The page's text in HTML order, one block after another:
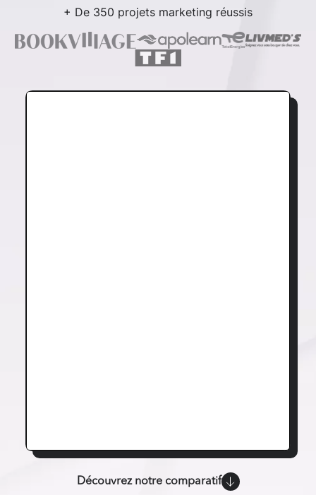
+ De 350 projets marketing réussis
Découvrez notre comparatif